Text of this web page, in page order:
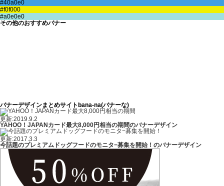
その他のおすすめバナー
バナーデザインまとめサイトbana-na(バナーな)
更新:2019.9.2
YAHOO！JAPANカード最大8,000円相当の期間のバナーデザイン
更新:2017.3.3
今話題のプレミアムドッグフードのモニタ−募集を開始！のバナーデザイン